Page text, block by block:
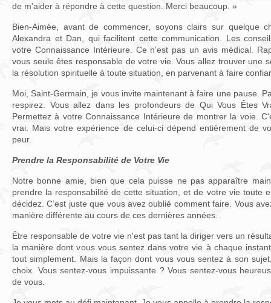
de m'aider à répondre à cette question. Merci beaucoup. »
Bien-Aimée, avant de commencer, soyons clairs sur quelque
Alexandra et Dan, qui facilitent cette communication. Les
votre Connaissance Intérieure. Ce n'est pas un avis médical.
vous seule êtes responsable de votre vie. Vous allez trouver une
la résolution spirituelle à toute situation, en parvenant à faire
Moi, Saint-Germain, je vous invite maintenant à faire une pause.
respirez. Vous allez dans les profondeurs de Qui Vous Êtes
Permettez à votre Connaissance Intérieure de montrer la voie.
vrai. Mais votre expérience de celui-ci dépend entièrement de
peur.
Prendre la Responsabilité de Votre Vie
Notre bonne amie, bien que cela puisse ne pas apparaître
prendre la responsabilité de cette situation, et de votre vie toute
décidez. C’est juste que vous avez oublié comment faire. Vous
manière différente au cours de ces dernières années.
Être responsable de votre vie n'est pas tant la diriger vers un
la manière dont vous vous sentez dans votre vie à chaque
tout simplement. Mais la façon dont vous vous sentez à son
choix. Vous sentez-vous impuissante ? Vous sentez-vous
de vous.